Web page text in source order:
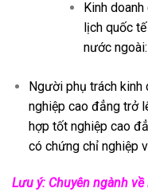
Kinh
lịch quốc
nước
Người phụ trách kinh
nghiệp cao đẳng trở
hợp tốt nghiệp cao
có chứng chỉ nghiệp
Lưu ý: Chuyên ngành